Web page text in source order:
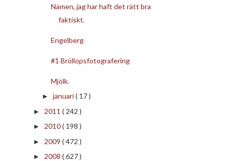
Nämen, jag har haft det rätt bra
faktiskt.
Engelberg
#1 Bröllopsfotografering
Mjölk.
► januari( 17 )
► 2011 ( 242 )
► 2010( 198 )
► 2009 ( 472 )
► 2008 ( 627 )